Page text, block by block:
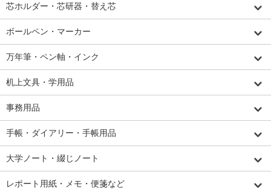
芯ホルダー・芯研器・替え芯
ボールペン・マーカー
万年筆・ペン軸・インク
机上文具・学用品
事務用品
手帳・ダイアリー・手帳用品
大学ノート・綴じノート
レポート用紙・メモ・便箋など